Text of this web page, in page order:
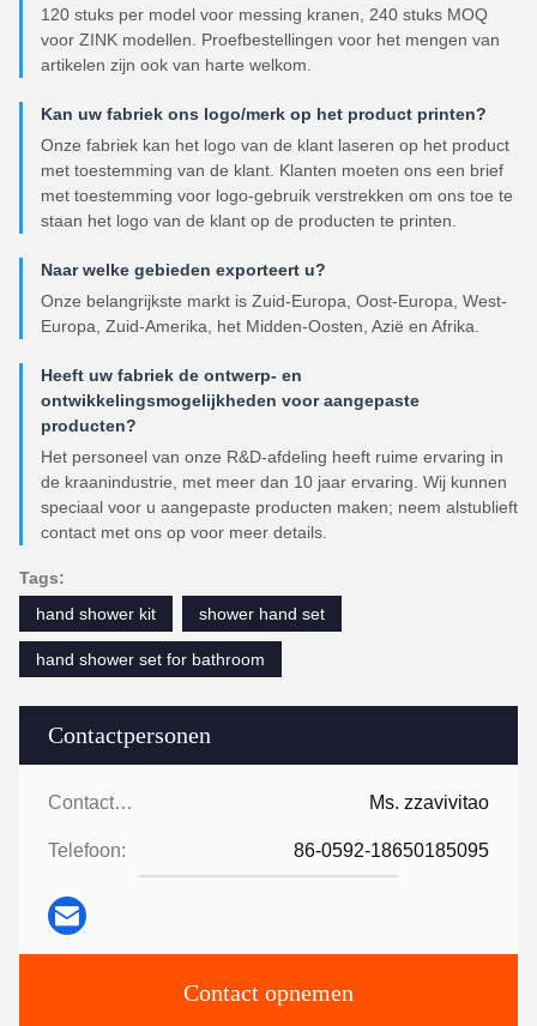
Contactpersonen
Contactpersonen: Ms. zzavivitao
Telefoon: 86-0592-18650185095
Contact opnemen
120 stuks per model voor messing kranen, 240 stuks MOQ
voor ZINK modellen. Proefbestellingen voor het mengen van
artikelen zijn ook van harte welkom.
Kan uw fabriek ons logo/merk op het product printen?
Onze fabriek kan het logo van de klant laseren op het product
met toestemming van de klant. Klanten moeten ons een brief
met toestemming voor logo-gebruik verstrekken om ons toe te
staan het logo van de klant op de producten te printen.
Naar welke gebieden exporteert u?
Onze belangrijkste markt is Zuid-Europa, Oost-Europa, West-
Europa, Zuid-Amerika, het Midden-Oosten, Azië en Afrika.
Heeft uw fabriek de ontwerp- en
ontwikkelingsmogelijkheden voor aangepaste
producten?
Het personeel van onze R&D-afdeling heeft ruime ervaring in
de kraanindustrie, met meer dan 10 jaar ervaring. Wij kunnen
speciaal voor u aangepaste producten maken; neem alstublieft
contact met ons op voor meer details.
Tags:
hand shower kit
shower hand set
hand shower set for bathroom